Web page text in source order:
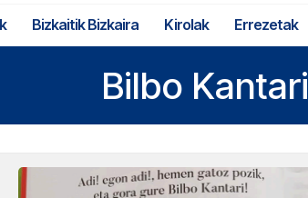
Bizkaitik Bizkaira Kirolak Errezetak
Bilbo Kantari